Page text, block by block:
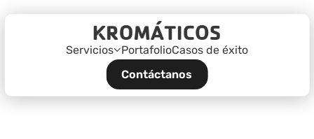
Servicios PortafolioCasos de éxito
Contáctanos